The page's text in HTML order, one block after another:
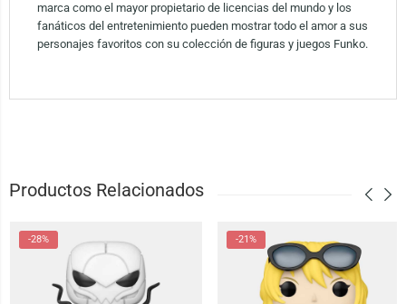
marca como el mayor propietario de licencias del mundo y los
fanáticos del entretenimiento pueden mostrar todo el amor a sus
personajes favoritos con su colección de figuras y juegos Funko.
Productos Relacionados
-28% -21%